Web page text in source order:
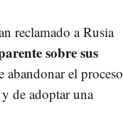
reclamado a Rusia
sobre sus
el proceso
de adoptar una